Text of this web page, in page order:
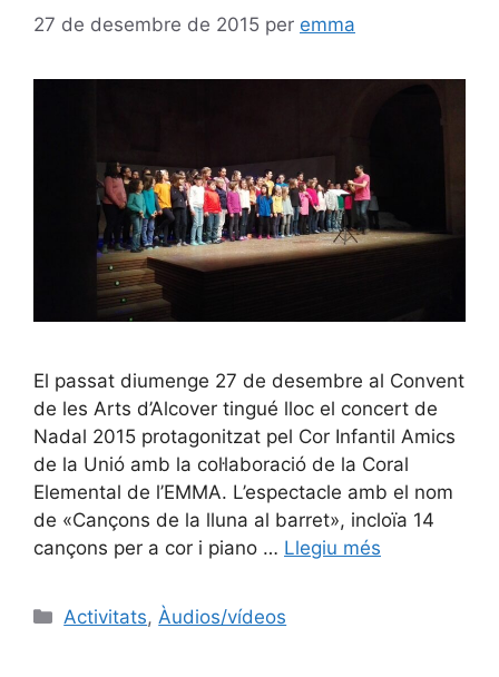
27 de desembre de 2015 per emma
El passat diumenge 27 de desembre al Convent
de les Arts d’Alcover tingué lloc el concert de
Nadal 2015 protagonitzat pel Cor Infantil Amics
de la Unió amb la col·laboració de la Coral
Elemental de l’EMMA. L’espectacle amb el nom
de «Cançons de la lluna al barret», incloïa 14
cançons per a cor i piano … Llegiu més
Activitats, Àudios/vídeos